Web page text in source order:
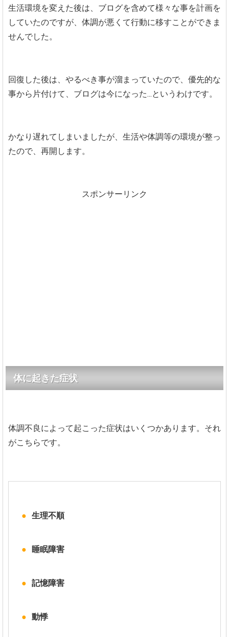
生活環境を変えた後は、ブログを含めて様々な事を計画を
していたのですが、体調が悪くて行動に移すことができま
せんでした。
回復した後は、やるべき事が溜まっていたので、優先的な
事から片付けて、ブログは今になった...というわけです。
かなり遅れてしまいましたが、生活や体調等の環境が整っ
たので、再開します。
スポンサーリンク
体に起きた症状
体調不良によって起こった症状はいくつかあります。それ
がこちらです。
生理不順
睡眠障害
記憶障害
動悸